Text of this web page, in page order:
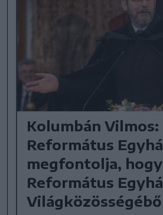
Kolumbán
Református
megfontolja,
Református